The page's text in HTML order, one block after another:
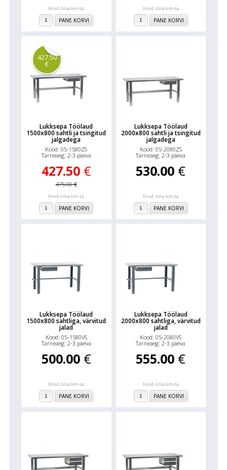
Hind ilma km-ta
PANE KORVI
Hind ilma km-ta
PANE KORVI
427.50
€
Lukksepa Töölaud
1500x800 sahtli ja tsingitud
jalgadega
Kood: 05-1580ZS
Tarneaeg: 2-3 päeva
427.50 €
475.00€
Hind ilma km-ta
PANE KORVI
Lukksepa Töölaud
2000x800 sahtli ja tsingitud
jalgadega
Kood: 05-2080ZS
Tarneaeg: 2-3 päeva
530.00 €
Hind ilma km-ta
PANE KORVI
Lukksepa Töölaud
1500x800 sahtliga, värvitud
jalad
Kood: 05-1580VS
Tarneaeg: 2-3 päeva
500.00 €
Hind ilma km-ta
PANE KORVI
Lukksepa Töölaud
2000x800 sahtliga, värvitud
jalad
Kood: 05-2080VS
Tarneaeg: 2-3 päeva
555.00 €
Hind ilma km-ta
PANE KORVI